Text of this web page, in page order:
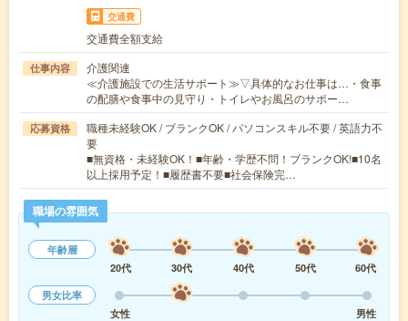
交通費
交通費全額支給
仕事内容
介護関連
≪介護施設での生活サポート≫▽具体的なお仕事は…・食事
の配膳や食事中の見守り・トイレやお風呂のサポー…
応募資格
職種未経験OK / ブランクOK / パソコンスキル不要 / 英語力不
要
■無資格・未経験OK！■年齢・学歴不問！ブランクOK!■10名
以上採用予定！■履歴書不要■社会保険完…
職場の雰囲気
年齢層
20代
30代 40代 50代
60代
男女比率
女性
男性